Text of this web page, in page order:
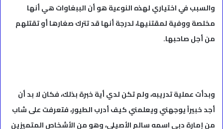
والسبب في اختياري لهذه النوعية هو أن الببغاوات هي أنها
مخلصة ووفية لمقتنيها، لدرجة أنها قد تترك صغارها أو تقتلهم
من أجل صاحبها.
وبدأت عملية تدريبه، ولم تكن لدي أية خبرة بذلك، فكان لا بد أن
أجد خبيراً يوجهني ويعلمني كيف أدرب الطيور، فتعرفت على شاب
من إمارة دبي اسمه سالم الأصيلي، وهو من الأشخاص المتميزين